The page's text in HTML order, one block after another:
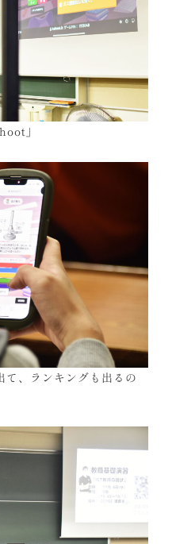
」
て、ランキングも出るの